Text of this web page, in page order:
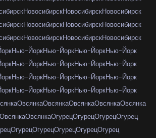
НовосибирскНовосибирскНовосибирск
НовосибирскНовосибирскНовосибирск
НовосибирскНовосибирскНовосибирск
Нью-ЙоркНью-ЙоркНью-ЙоркНью-Йорк
Нью-ЙоркНью-ЙоркНью-ЙоркНью-Йорк
Нью-ЙоркНью-ЙоркНью-ЙоркНью-Йорк
Нью-ЙоркНью-ЙоркНью-ЙоркНью-Йорк
ОвсянкаОвсянкаОвсянкаОвсянкаОвсянка
ОвсянкаОвсянкаОгурецОгурецОгурецОгурец
ОгурецОгурецОгурецОгурецОгурец